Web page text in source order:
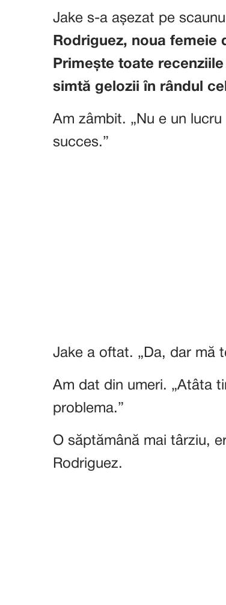
Jake s-a așezat pe
Rodriguez, noua femeie
Primește toate
simtă gelozii în rândul
Am zâmbit. „Nu e un
succes.”
Jake a oftat. „Da, dar mă
Am dat din umeri. „Atâta
problema.”
O săptămână mai târziu,
Rodriguez.